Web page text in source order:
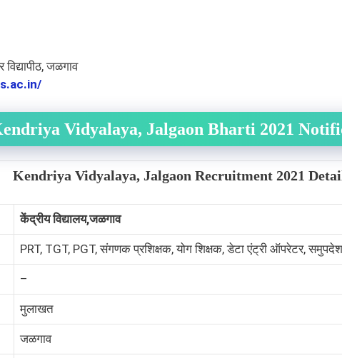
विद्यापीठ, जळगाव
Vidyalaya, Jalgaon Bharti 2021
Kendriya Vidyalaya, Jalgaon Recruitment 2021
केंद्रीय विद्यालय,जळगाव
PRT, TGT, PGT, संगणक प्रशिक्षक, योग शिक्षक, डेटा एंट्री ऑपरेटर,
–
मुलाखत
जळगाव